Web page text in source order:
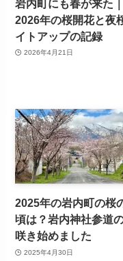
岩内町にも春が来た｜
2026年の桜開花と夜
イトアップの記録
2026年4月21日
2025年の岩内町の桜
頃は？岩内神社参道
咲き始めました
2025年4月30日